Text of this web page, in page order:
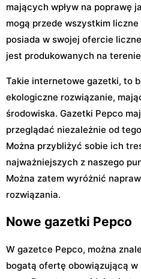
mających wpływ na poprawę
mogą przede wszystkim
posiada w swojej ofercie
jest produkowanych na
Takie internetowe gazetki, to
ekologiczne rozwiązanie,
środowiska. Gazetki Pepco
przeglądać niezależnie od
Można przybliżyć sobie ich
najważniejszych z naszego
Można zatem wyróżnić
rozwiązania.
Nowe gazetki Pepco
W gazetce Pepco, można
bogatą ofertę obowiązującą